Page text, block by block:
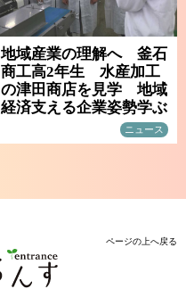
地域産業の理解へ 釜石
商工高2年生 水産加工
の津田商店を見学 地域
経済支える企業姿勢学ぶ
ニュース
ページの上へ戻る